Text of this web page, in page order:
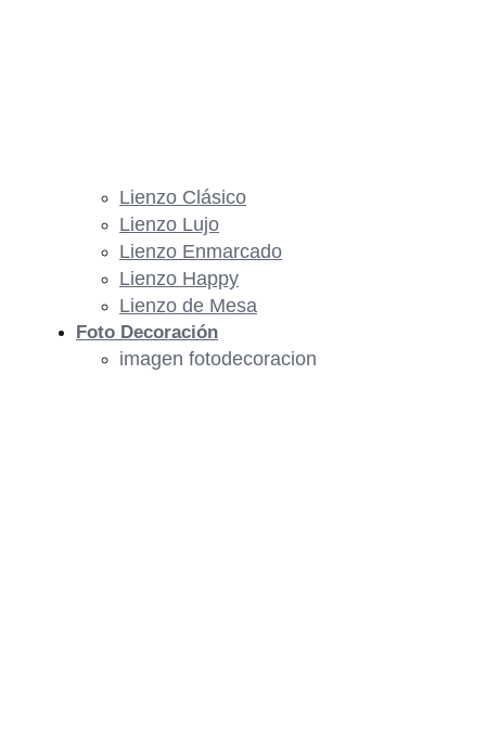
Lienzo Clásico
Lienzo Lujo
Lienzo Enmarcado
Lienzo Happy
Lienzo de Mesa
Foto Decoración
imagen fotodecoracion